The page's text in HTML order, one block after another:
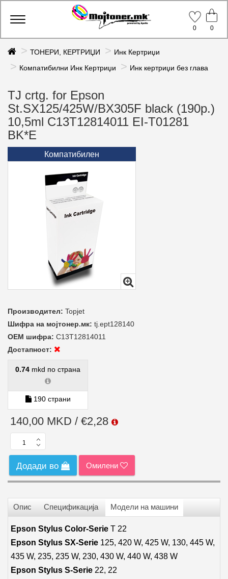
Toggle
0
0
ТОНЕРИ, КЕРТРИЏИ
Инк Кертриџи
Компатибилни Инк Кертриџи
Инк кертриџи без глава
TJ crtg. for Epson
St.SX125/425W/BX305F black (190p.)
10,5ml C13T12814011 EI-T01281
BK*E
Компатибилен
Производител: Topjet
Шифра на мојтонер.мк: tj.ept128140
ОЕМ шифра: C13T12814011
Достапност:
0.74 mkd по страна
190 страни
140,00 MKD / €2,28
Додади во Омилени
Опис Спецификација Модели на машини
Epson Stylus Color-Serie T 22
Epson Stylus SX-Serie 125, 420 W, 425 W, 130, 445 W,
435 W, 235, 235 W, 230, 430 W, 440 W, 438 W
Epson Stylus S-Serie 22, 22